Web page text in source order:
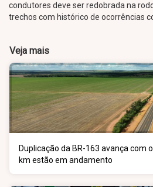
condutores deve ser redobrada na
trechos com histórico de ocorrências
Veja mais
Duplicação da BR-163 avança com
km estão em andamento